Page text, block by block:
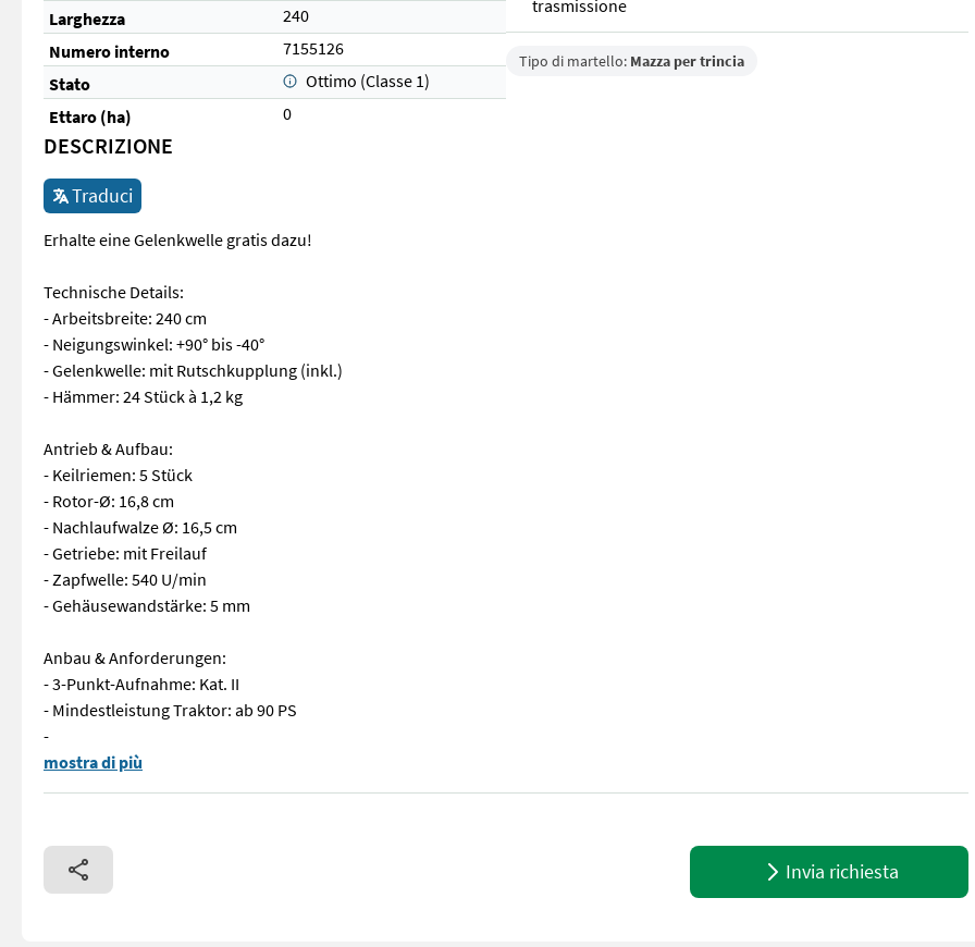
Larghezza
240
Numero interno
7155126
Stato
Ottimo (Classe 1)
Ettaro (ha)
0
trasmissione
Tipo di martello: Mazza per trincia
DESCRIZIONE
Traduci
Erhalte eine Gelenkwelle gratis dazu!
Technische Details:
- Arbeitsbreite: 240 cm
- Neigungswinkel: +90° bis -40°
- Gelenkwelle: mit Rutschkupplung (inkl.)
- Hämmer: 24 Stück à 1,2 kg
Antrieb & Aufbau:
- Keilriemen: 5 Stück
- Rotor-Ø: 16,8 cm
- Nachlaufwalze Ø: 16,5 cm
- Getriebe: mit Freilauf
- Zapfwelle: 540 U/min
- Gehäusewandstärke: 5 mm
Anbau & Anforderungen:
- 3-Punkt-Aufnahme: Kat. II
- Mindestleistung Traktor: ab 90 PS
-
Erhalte eine Gelenkwelle gratis dazu! Technische Details: - Arbeitsbreite: 240 cm - Neigungswinkel: +90° bis -40° -
mostra di più
Invia richiesta